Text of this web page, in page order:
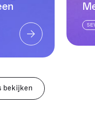
bekijken